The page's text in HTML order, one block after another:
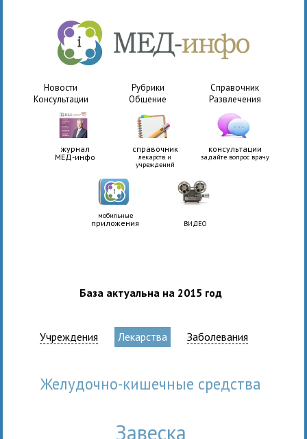
Новости Рубрики
Справочник
Консультации
Общение Развлечения
журнал
МЕД-инфо
справочник
лекарств и
учреждений
консультации
задайте вопрос врачу
мобильные
приложения ВИДЕО
База актуальна на 2015 год
Учреждения Лекарства Заболевания
Желудочно-кишечные средства
Завеска